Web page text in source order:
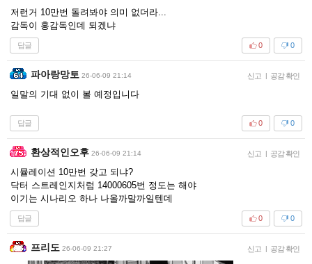
저런거 10만번 돌려봐야 의미 없더라...
감독이 홍감독인데 되겠냐
답글 0
0
파아랑망토 26-06-09 21:14 신고 | 공감 확인
일말의 기대 없이 볼 예정입니다
답글 0
0
환상적인오후 26-06-09 21:14 신고 | 공감 확인
시뮬레이션 10만번 갖고 되냐?
닥터 스트레인지처럼 14000605번 정도는 해야
이기는 시나리오 하나 나올까말까일텐데
답글 0
0
프리도 26-06-09 21:27 신고 | 공감 확인